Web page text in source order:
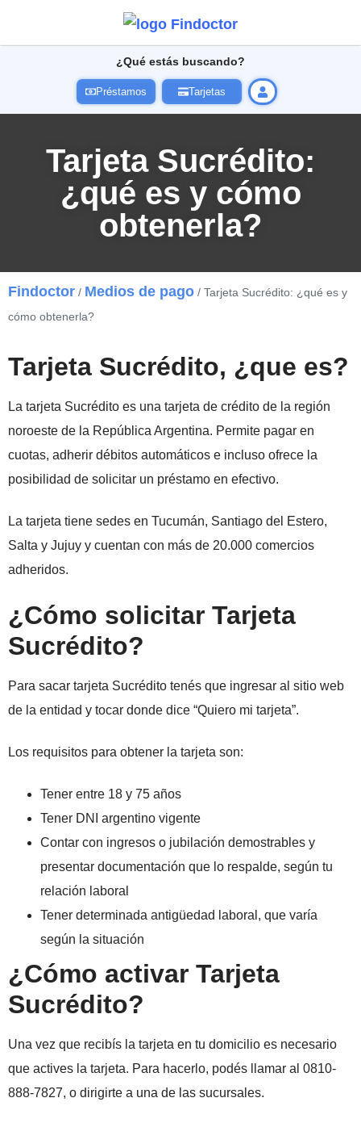
¿Qué estás buscando?
Préstamos Tarjetas
Tarjeta Sucrédito:
¿qué es y cómo
obtenerla?
Findoctor / Medios de pago / Tarjeta Sucrédito: ¿qué es y
cómo obtenerla?
Tarjeta Sucrédito, ¿que es?
La tarjeta Sucrédito es una tarjeta de crédito de la región
noroeste de la República Argentina. Permite pagar en
cuotas, adherir débitos automáticos e incluso ofrece la
posibilidad de solicitar un préstamo en efectivo.
La tarjeta tiene sedes en Tucumán, Santiago del Estero,
Salta y Jujuy y cuentan con más de 20.000 comercios
adheridos.
¿Cómo solicitar Tarjeta
Sucrédito?
Para sacar tarjeta Sucrédito tenés que ingresar al sitio web
de la entidad y tocar donde dice “Quiero mi tarjeta”.
Los requisitos para obtener la tarjeta son:
Tener entre 18 y 75 años
Tener DNI argentino vigente
Contar con ingresos o jubilación demostrables y
presentar documentación que lo respalde, según tu
relación laboral
Tener determinada antigüedad laboral, que varía
según la situación
¿Cómo activar Tarjeta
Sucrédito?
Una vez que recibís la tarjeta en tu domicilio es necesario
que actives la tarjeta. Para hacerlo, podés llamar al 0810-
888-7827, o dirigirte a una de las sucursales.